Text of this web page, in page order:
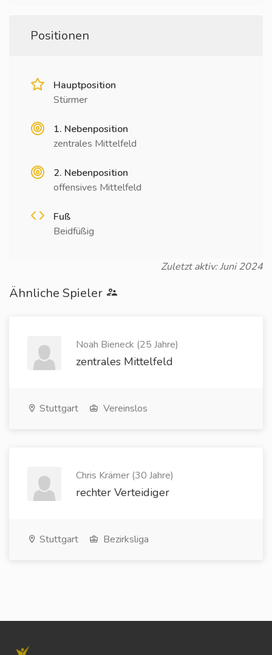
Positionen
Hauptposition
Stürmer
1. Nebenposition
zentrales Mittelfeld
2. Nebenposition
offensives Mittelfeld
Fuß
Beidfüßig
Zuletzt aktiv: Juni 2024
Ähnliche Spieler
Noah Bieneck (25 Jahre)
zentrales Mittelfeld
Stuttgart Vereinslos
Chris Krämer (30 Jahre)
rechter Verteidiger
Stuttgart Bezirksliga